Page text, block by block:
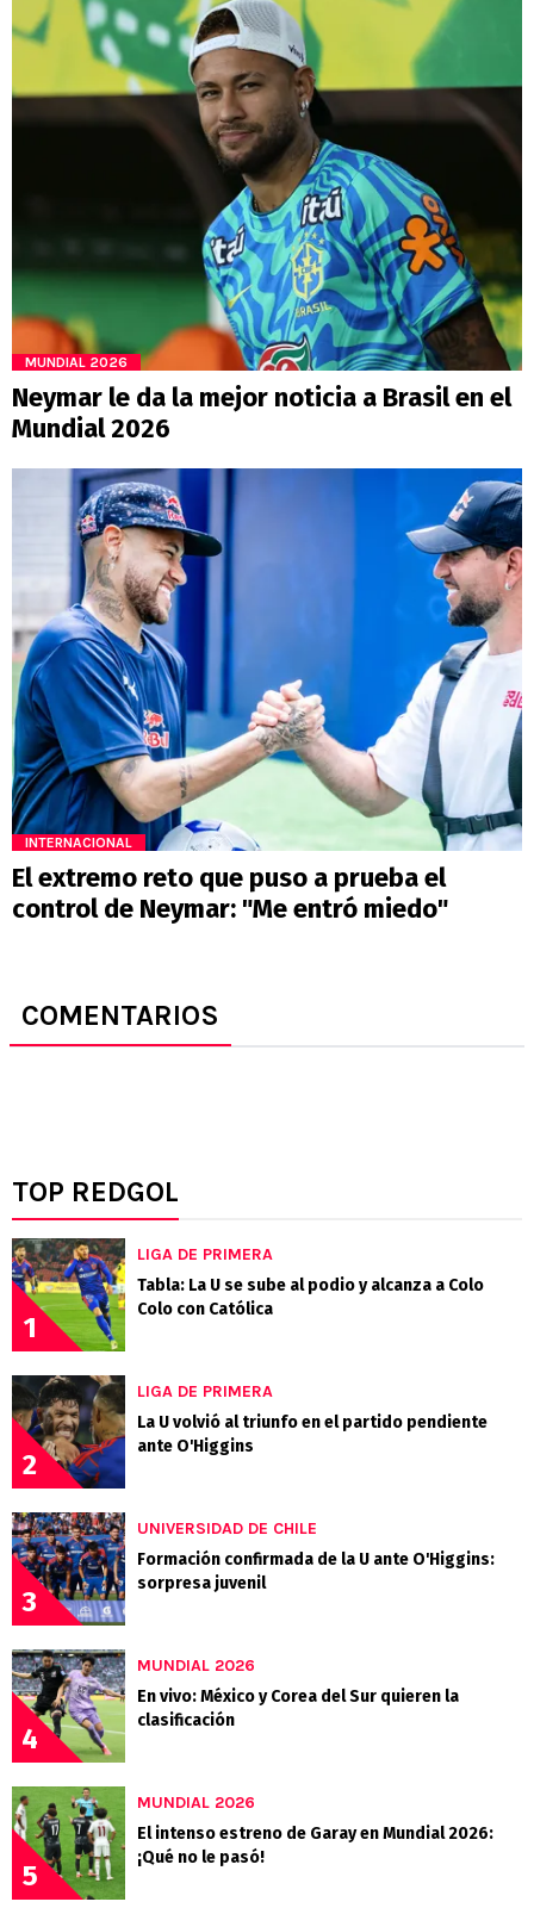
MUNDIAL 2026
Neymar le da la mejor noticia a Brasil en el
Mundial 2026
INTERNACIONAL
El extremo reto que puso a prueba el
control de Neymar: "Me entró miedo"
COMENTARIOS
TOP REDGOL
1
LIGA DE PRIMERA
Tabla: La U se sube al podio y alcanza a Colo
Colo con Católica
2
LIGA DE PRIMERA
La U volvió al triunfo en el partido pendiente
ante O'Higgins
3
UNIVERSIDAD DE CHILE
Formación confirmada de la U ante O'Higgins:
sorpresa juvenil
4
MUNDIAL 2026
En vivo: México y Corea del Sur quieren la
clasificación
5
MUNDIAL 2026
El intenso estreno de Garay en Mundial 2026:
¡Qué no le pasó!